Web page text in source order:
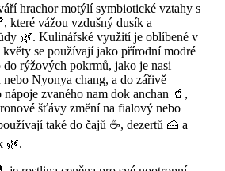
hrachor motýlí symbiotické vztahy s
které vážou vzdušný dusík a
🌿. Kulinářské využití je oblíbené v
se používají jako přírodní modré
rýžových pokrmů, jako je nasi
Nyonya chang, a do zářivě
zvaného nam dok anchan 🥤,
šťávy změní na fialový nebo
také do čajů ☕, dezertů 🍰 a
🌿.